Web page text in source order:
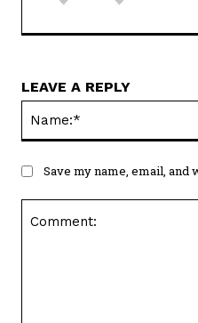
LEAVE A REPLY
Save my name, email,